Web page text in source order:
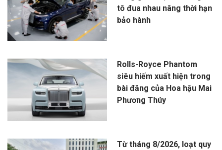
tô đua nhau nâng thời hạn
bảo hành
Rolls-Royce Phantom
siêu hiếm xuất hiện trong
bài đăng của Hoa hậu Mai
Phương Thúy
Từ tháng 8/2026, loạt quy